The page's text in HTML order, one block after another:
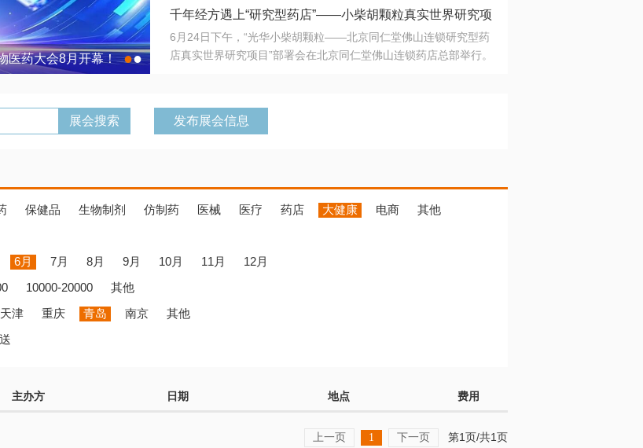
医药大会8月开幕！ 7.17 成都｜药交会·区域增长大会，赋能工商对接、终端运营
●●
算力突围；从中药创新、复杂药物制剂、CGT、多肽与小核酸的技
术攻坚，到CDMO的柔性智造。 我们致力于打破壁垒，让“实验
室”与“生产线”、“研发端”与“支付端”深度对话，更让监管、产业、资
域增量份额夯实西南市场战略布局
千年经方遇上“研究型药店”——小柴胡颗粒真实世界研究项
目在北京同仁堂佛山连锁启动
6月24日下午，“光华小柴胡颗粒——北京同仁堂佛山连锁研究型药
店真实世界研究项目”部署会在北京同仁堂佛山连锁药店总部举行。
发布展会信息
保健品 生物制剂 仿制药 医械 医疗 药店 大健康 电商
其他
6月 7月 8月 9月 10月 11月
12月
10000-20000
其他
天津 重庆 青岛 南京
其他
主办方 日期 地点 费用
上一页 1 下一页 第1页/共1页